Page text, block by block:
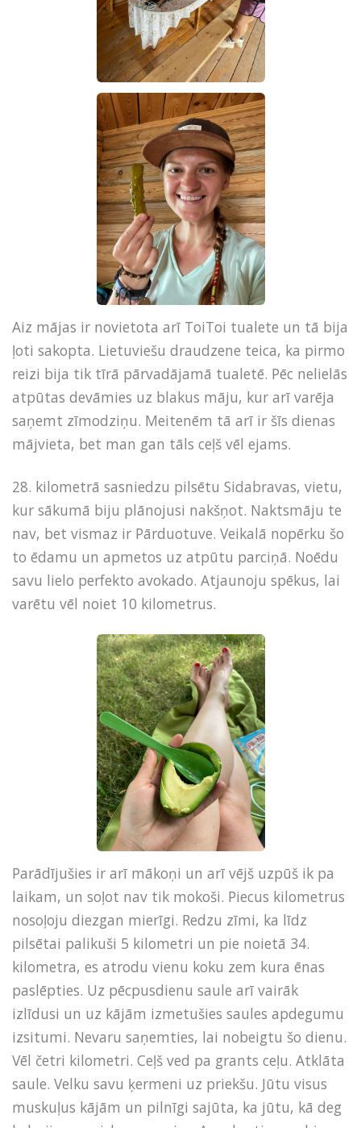
Aiz mājas ir novietota arī ToiToi tualete un tā bija
ļoti sakopta. Lietuviešu draudzene teica, ka pirmo
reizi bija tik tīrā pārvadājamā tualetē. Pēc nelielās
atpūtas devāmies uz blakus māju, kur arī varēja
saņemt zīmodziņu. Meitenēm tā arī ir šīs dienas
mājvieta, bet man gan tāls ceļš vēl ejams.
28. kilometrā sasniedzu pilsētu Sidabravas, vietu,
kur sākumā biju plānojusi nakšņot. Naktsmāju te
nav, bet vismaz ir Pārduotuve. Veikalā nopērku šo
to ēdamu un apmetos uz atpūtu parciņā. Noēdu
savu lielo perfekto avokado. Atjaunoju spēkus, lai
varētu vēl noiet 10 kilometrus.
Parādījušies ir arī mākoņi un arī vējš uzpūš ik pa
laikam, un soļot nav tik mokoši. Piecus kilometrus
nosoļoju diezgan mierīgi. Redzu zīmi, ka līdz
pilsētai palikuši 5 kilometri un pie noietā 34.
kilometra, es atrodu vienu koku zem kura ēnas
paslēpties. Uz pēcpusdienu saule arī vairāk
izlīdusi un uz kājām izmetušies saules apdegumu
izsitumi. Nevaru saņemties, lai nobeigtu šo dienu.
Vēl četri kilometri. Ceļš ved pa grants ceļu. Atklāta
saule. Velku savu ķermeni uz priekšu. Jūtu visus
muskuļus kājām un pilnīgi sajūta, ka jūtu, kā deg